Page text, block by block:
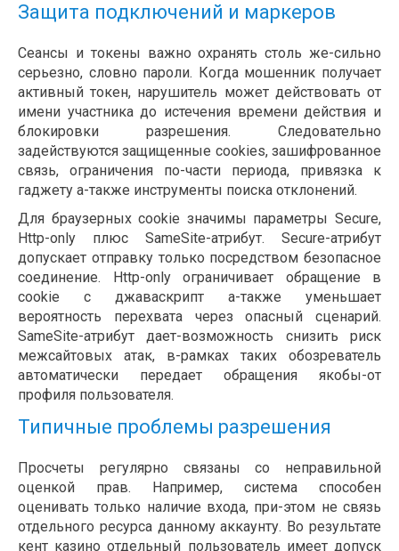
Защита подключений и маркеров
Сеансы и токены важно охранять столь же-сильно
серьезно, словно пароли. Когда мошенник получает
активный токен, нарушитель может действовать от
имени участника до истечения времени действия и
блокировки разрешения. Следовательно
задействуются защищенные cookies, зашифрованное
связь, ограничения по-части периода, привязка к
гаджету а-также инструменты поиска отклонений.
Для браузерных cookie значимы параметры Secure,
Http-only плюс SameSite-атрибут. Secure-атрибут
допускает отправку только посредством безопасное
соединение. Http-only ограничивает обращение в
cookie с джаваскрипт а-также уменьшает
вероятность перехвата через опасный сценарий.
SameSite-атрибут дает-возможность снизить риск
межсайтовых атак, в-рамках таких обозреватель
автоматически передает обращения якобы-от
профиля пользователя.
Типичные проблемы разрешения
Просчеты регулярно связаны со неправильной
оценкой прав. Например, система способен
оценивать только наличие входа, при-этом не связь
отдельного ресурса данному аккаунту. Во результате
кент казино отдельный пользователь имеет допуск